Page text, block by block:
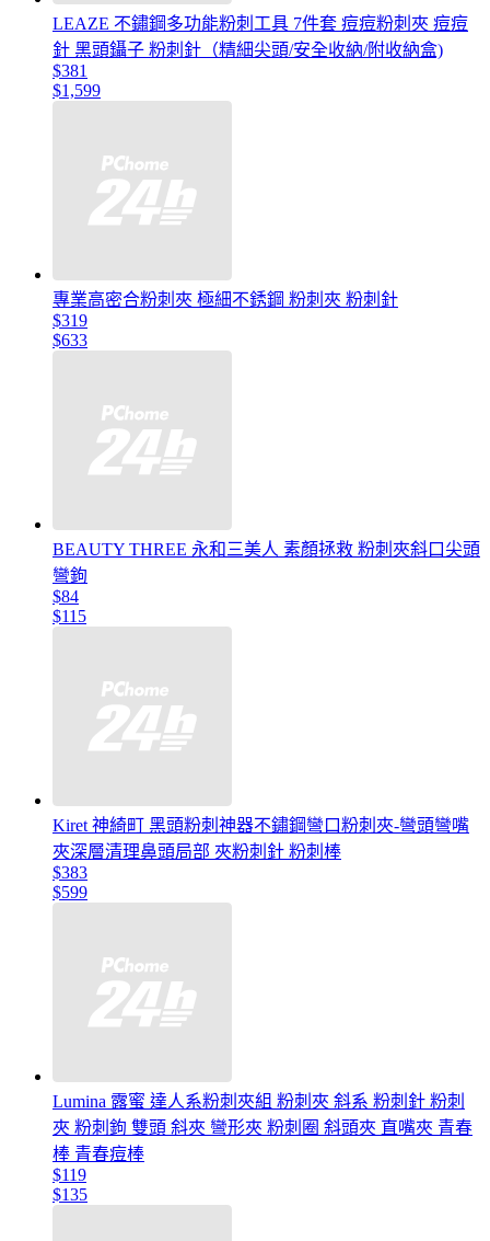
LEAZE 不鏽鋼多功能粉刺工具 7件套 痘痘粉刺夾 痘痘
針 黑頭鑷子 粉刺針（精細尖頭/安全收納/附收納盒)
$381
$1,599
專業高密合粉刺夾 極細不銹鋼 粉刺夾 粉刺針
$319
$633
BEAUTY THREE 永和三美人 素顏拯救 粉刺夾斜口尖頭
彎鉤
$84
$115
Kiret 神綺町 黑頭粉刺神器不鏽鋼彎口粉刺夾-彎頭彎嘴
夾深層清理鼻頭局部 夾粉刺針 粉刺棒
$383
$599
Lumina 露蜜 達人系粉刺夾組 粉刺夾 斜系 粉刺針 粉刺
夾 粉刺鉤 雙頭 斜夾 彎形夾 粉刺圈 斜頭夾 直嘴夾 青春
棒 青春痘棒
$119
$135